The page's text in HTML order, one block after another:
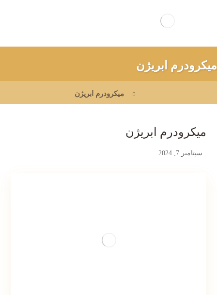
میکرودرم ابریژن
میکرودرم ابریژن
میکرودرم ابریژن
سپتامبر 7, 2024